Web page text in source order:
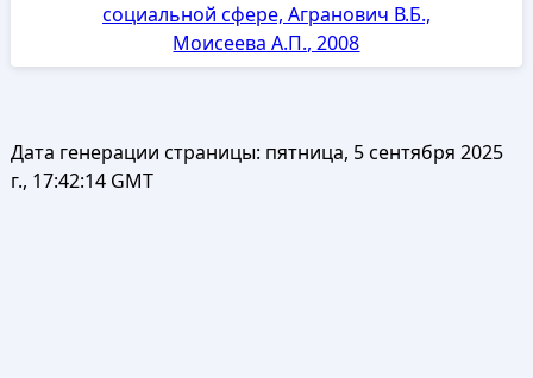
социальной сфере, Агранович В.Б.,
Моисеева А.П., 2008
Дата генерации страницы: пятница, 5 сентября 2025
г., 17:42:14 GMT